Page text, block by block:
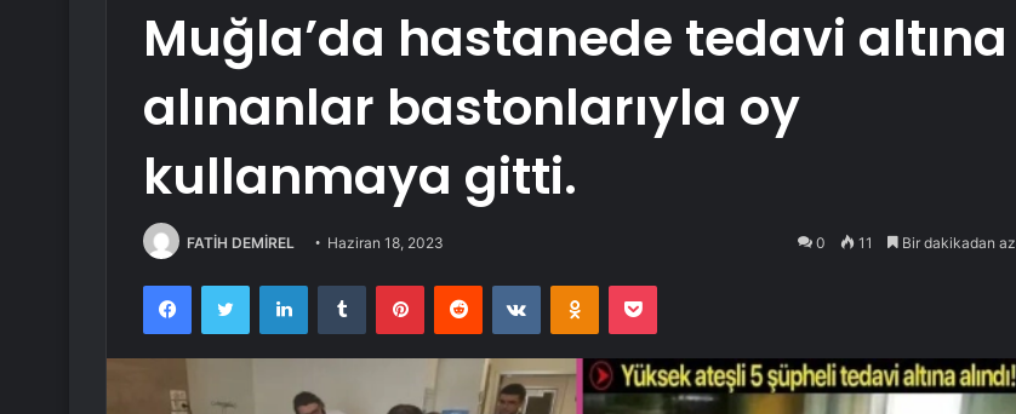
Muğla’da hastanede tedavi altına
alınanlar bastonlarıyla oy
kullanmaya gitti.
FATİH DEMİREL Haziran 18, 2023 0 11 Bir dakikadan az
FacebookTwitter LinkedInTumblr PinterestReddit VKontakteOdnoklassniki
Pocket